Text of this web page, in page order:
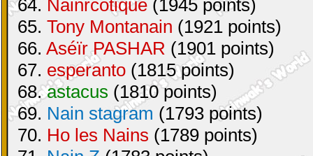
64. Nainrcotique (1945 points)
65. Tony Montanain (1921 points)
66. Aséïr PASHAR (1901 points)
67. esperanto (1815 points)
68.astacus (1810 points)
69. Nain stagram (1793 points)
70. Ho les Nains (1789 points)